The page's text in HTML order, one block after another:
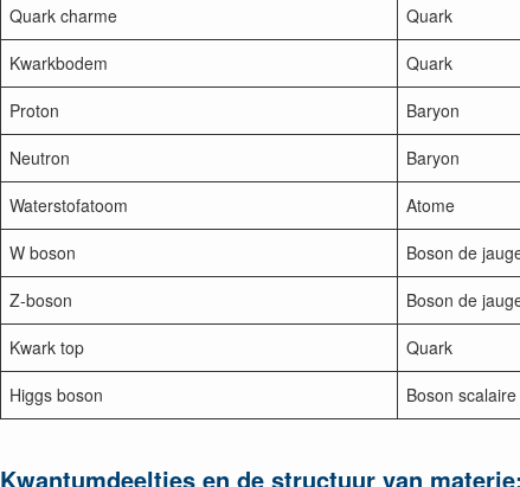
Quark charme
Quark
Kwarkbodem
Quark
Proton
Baryon
Neutron
Baryon
Waterstofatoom
Atome
W boson
Boson de
Z-boson
Boson de
Kwark top
Quark
Higgs boson
Boson scalaire
Kwantumdeeltjes en de structuur van